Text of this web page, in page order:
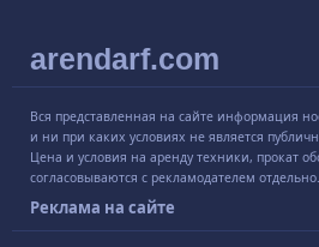
arendarf.com
Вся представленная на сайте информация
и ни при каких условиях не является
Цена и условия на аренду техники, прокат
согласовываются с рекламодателем отдельно.
Реклама на сайте